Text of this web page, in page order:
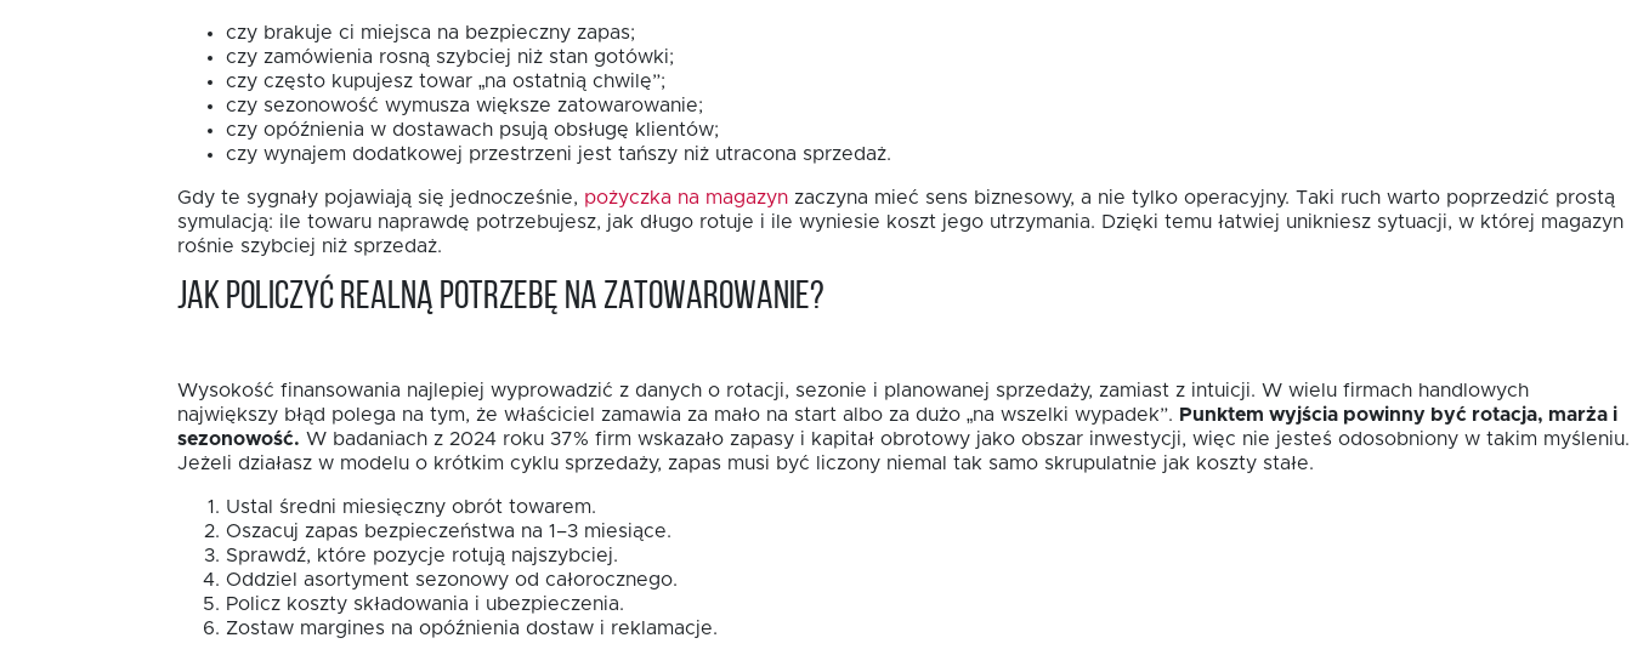
czy brakuje ci miejsca na bezpieczny zapas;
czy zamówienia rosną szybciej niż stan gotówki;
czy często kupujesz towar „na ostatnią chwilę”;
czy sezonowość wymusza większe zatowarowanie;
czy opóźnienia w dostawach psują obsługę klientów;
czy wynajem dodatkowej przestrzeni jest tańszy niż utracona sprzedaż.
Gdy te sygnały pojawiają się jednocześnie, pożyczka na magazyn zaczyna mieć sens biznesowy, a nie tylko operacyjny. Taki ruch warto poprzedzić prostą
symulacją: ile towaru naprawdę potrzebujesz, jak długo rotuje i ile wyniesie koszt jego utrzymania. Dzięki temu łatwiej unikniesz sytuacji, w której magazyn
rośnie szybciej niż sprzedaż.
Jak policzyć realną potrzebę na zatowarowanie?
Wysokość finansowania najlepiej wyprowadzić z danych o rotacji, sezonie i planowanej sprzedaży, zamiast z intuicji. W wielu firmach handlowych
największy błąd polega na tym, że właściciel zamawia za mało na start albo za dużo „na wszelki wypadek”. Punktem wyjścia powinny być rotacja, marża i
sezonowość. W badaniach z 2024 roku 37% firm wskazało zapasy i kapitał obrotowy jako obszar inwestycji, więc nie jesteś odosobniony w takim myśleniu.
Jeżeli działasz w modelu o krótkim cyklu sprzedaży, zapas musi być liczony niemal tak samo skrupulatnie jak koszty stałe.
Ustal średni miesięczny obrót towarem.
Oszacuj zapas bezpieczeństwa na 1–3 miesiące.
Sprawdź, które pozycje rotują najszybciej.
Oddziel asortyment sezonowy od całorocznego.
Policz koszty składowania i ubezpieczenia.
Zostaw margines na opóźnienia dostaw i reklamacje.